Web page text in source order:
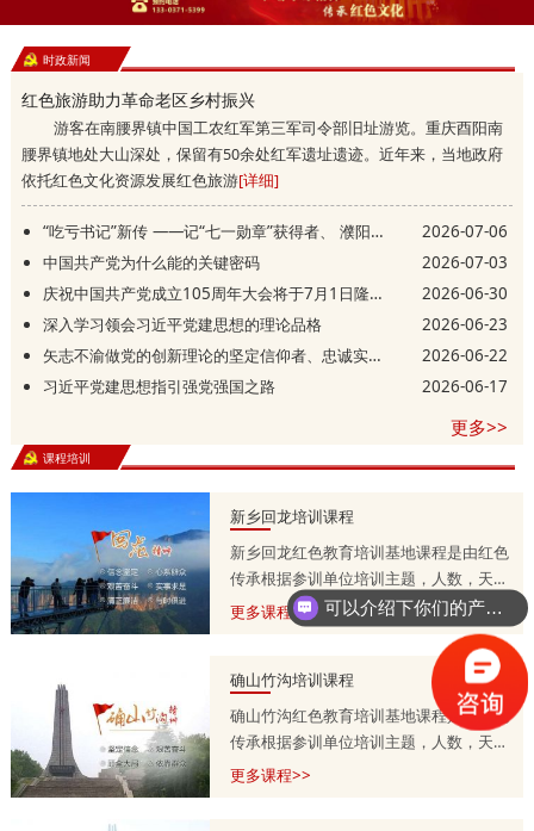
时政新闻
红色旅游助力革命老区乡村振兴
游客在南腰界镇中国工农红军第三军司令部旧址游览。重庆酉阳南
腰界镇地处大山深处，保留有50余处红军遗址遗迹。近年来，当地政府
依托红色文化资源发展红色旅游[详细]
“吃亏书记”新传 ——记“七一勋章”获得者、 濮阳县庆祖镇西辛庄村党支部书记李连成
2026-07-06
中国共产党为什么能的关键密码
2026-07-03
庆祝中国共产党成立105周年大会将于7月1日隆重举行
2026-06-30
深入学习领会习近平党建思想的理论品格
2026-06-23
矢志不渝做党的创新理论的坚定信仰者、忠诚实践者
2026-06-22
习近平党建思想指引强党强国之路
2026-06-17
更多>>
课程培训
新乡回龙培训课程
新乡回龙红色教育培训基地课程是由红色
传承根据参训单位培训主题，人数，天
数，预算等量身定制的，培训课程方案分
为一天，两天到五天不等，具体按参训单
13303715399.
更多课程>>
确山竹沟培训课程
确山竹沟红色教育培训基地课程是由红色
传承根据参训单位培训主题，人数，天
数，预算等量身定制的，培训课程方案分
更多课程>>
可以介绍下你们的产品么？